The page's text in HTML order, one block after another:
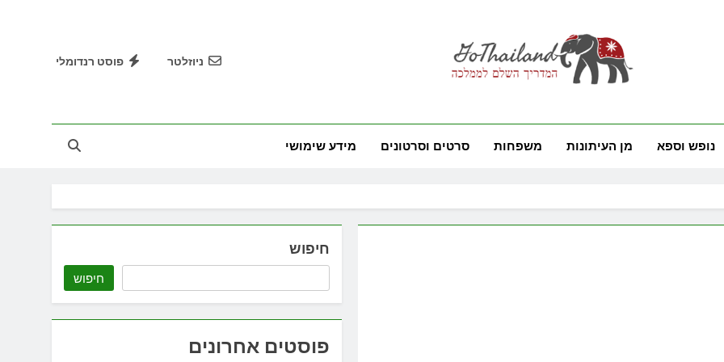
ניוזלטר פוסט רנדומלי
נופש וספא מן העיתונות משפחות סרטים וסרטונים מידע שימושי
חיפוש
חיפוש
פוסטים אחרונים